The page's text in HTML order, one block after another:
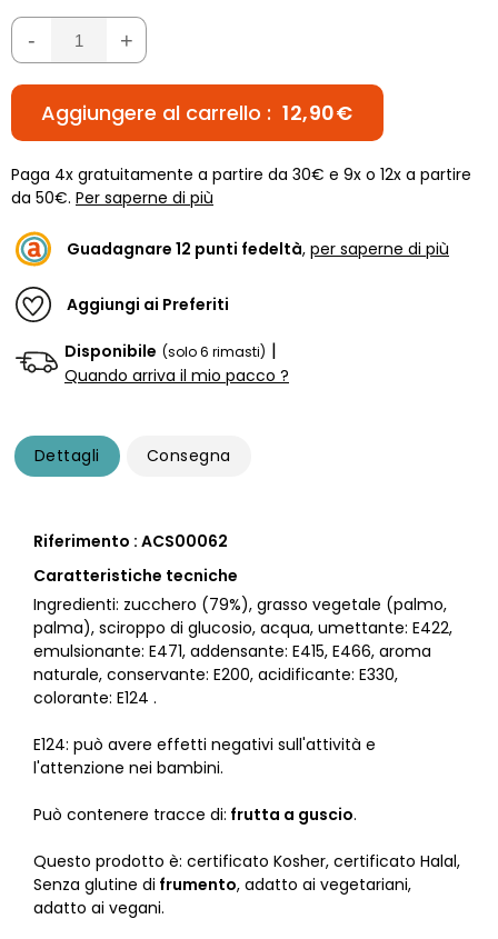
- +
Aggiungere al carrello : 12,90€
Paga 4x gratuitamente a partire da 30€ e 9x o 12x a partire
da 50€. Per saperne di più
Guadagnare 12 punti fedeltà, per saperne di più
Aggiungi ai Preferiti
Disponibile (solo 6 rimasti) |
Quando arriva il mio pacco ?
Dettagli Consegna
Riferimento : ACS00062
Caratteristiche tecniche
Ingredienti: zucchero (79%), grasso vegetale (palmo,
palma), sciroppo di glucosio, acqua, umettante: E422,
emulsionante: E471, addensante: E415, E466, aroma
naturale, conservante: E200, acidificante: E330,
colorante: E124 .
E124: può avere effetti negativi sull'attività e
l'attenzione nei bambini.
Può contenere tracce di: frutta a guscio.
Questo prodotto è: certificato Kosher, certificato Halal,
Senza glutine di frumento, adatto ai vegetariani,
adatto ai vegani.